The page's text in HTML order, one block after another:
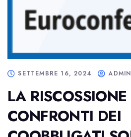
SETTEMBRE 16, 2024 ADMIN
LA
CONFRONTI DEI